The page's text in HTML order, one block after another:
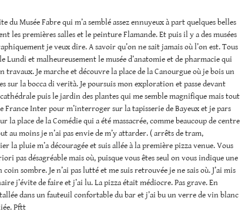
du Musée Fabre qui m’a semblé assez ennuyeux à part quelques belles
les premières salles et le peinture Flamande. Et puis il y a des musées
je veux dire. A savoir qu’on ne sait jamais où l’on est. Tous
Lundi et malheureusement le musée d’anatomie et de pharmacie qui
travaux. Je marche et découvre la place de la Canourgue où je bois un
sur la bocca di verità. Je poursuis mon exploration et passe devant
puis le jardin des plantes qui me semble magnifique mais tout
France Inter pour m’interroger sur la tapisserie de Bayeux et je pars
la place de la Comédie qui a été massacrée, comme beaucoup de centre
au moins je n’ai pas envie de m’y attarder. ( arrêts de tram,
la pluie m’a découragée et suis allée à la première pizza venue. Vous
pas désagréable mais où, puisque vous êtes seul on vous indique une
sombre. Je n’ai pas lutté et me suis retrouvée je ne sais où. J’ai mis
j’évite de faire et j’ai lu. La pizza était médiocre. Pas grave. En
dans un fauteuil confortable du bar et j’ai bu un verre de vin blanc
Pftt